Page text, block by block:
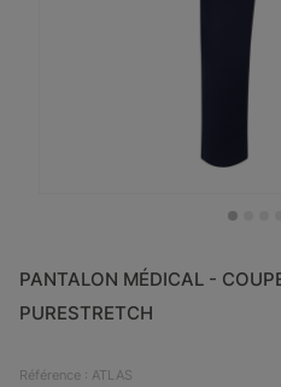
PANTALON MÉDICAL -
PURESTRETCH
Référence : ATLAS